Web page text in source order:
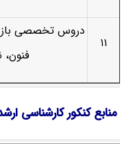
۱۱
دروس تخصصی
منابع کنکور کارشناسی